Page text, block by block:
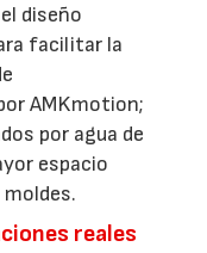
diseño
facilitar la
AMKmotion;
por agua de
espacio
reales